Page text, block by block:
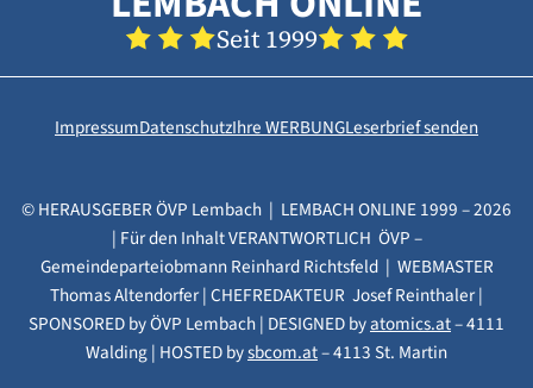
Seit 1999
ImpressumDatenschutzIhre WERBUNGLeserbrief senden
© HERAUSGEBER ÖVP Lembach | LEMBACH ONLINE 1999 – 2026
| Für den Inhalt VERANTWORTLICH ÖVP –
Gemeindeparteiobmann Reinhard Richtsfeld | WEBMASTER
Thomas Altendorfer | CHEFREDAKTEUR Josef Reinthaler |
SPONSORED by ÖVP Lembach | DESIGNED byatomics.at– 4111
Walding | HOSTED bysbcom.at– 4113 St. Martin